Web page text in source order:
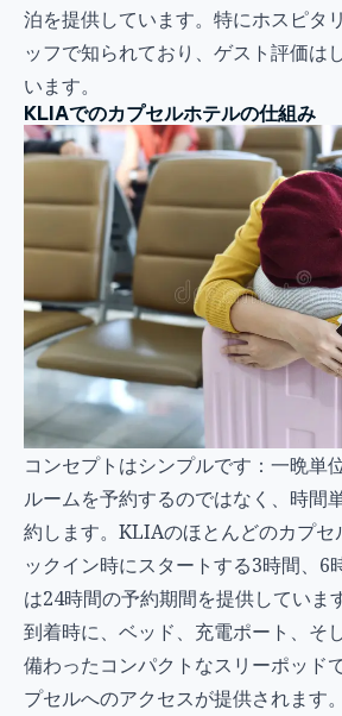
泊を提供しています。特にホスピタ
ッフで知られており、ゲスト評価は
います。
KLIAでのカプセルホテルの仕組み
コンセプトはシンプルです：一晩単
ルームを予約するのではなく、時間
約します。KLIAのほとんどのカプセ
ックイン時にスタートする3時間、6
は24時間の予約期間を提供しています
到着時に、ベッド、充電ポート、そ
備わったコンパクトなスリーポッド
プセルへのアクセスが提供されます